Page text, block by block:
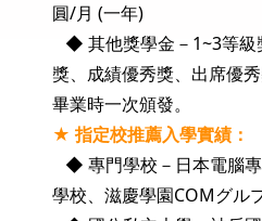
圓/月 (一年)
◆ 其他獎學金－1~3等級
獎、成績優秀獎、出席優秀
畢業時一次頒發。
★ 指定校推薦入學實績：
◆ 專門學校－日本電腦
學校、滋慶學園COMグル